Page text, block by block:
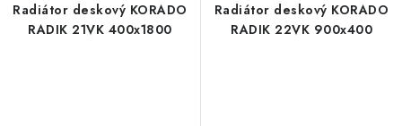
Radiátor deskový KORADO
RADIK 21VK 400x1800
Radiátor deskový KORADO
RADIK 22VK 900x400